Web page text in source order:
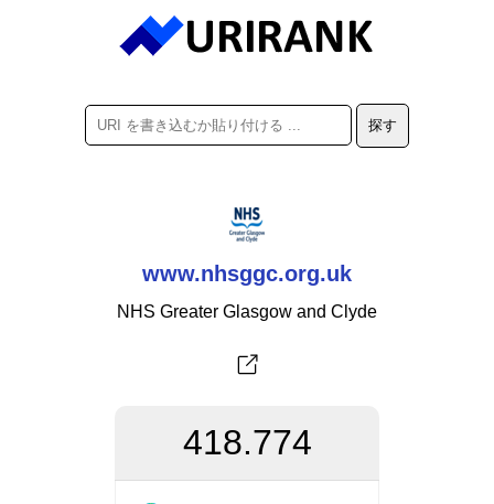
www.nhsggc.org.uk
NHS Greater Glasgow and Clyde
418.774